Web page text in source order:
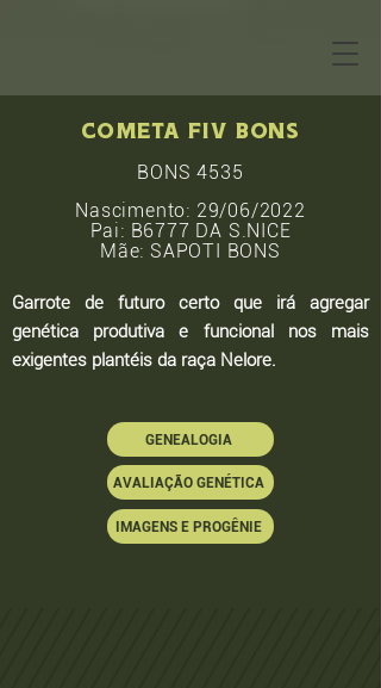
cometa fiv bons
BONS 4535
Nascimento: 29/06/2022
Pai: B6777 DA S.NICE
Mãe: SAPOTI BONS
Garrote de futuro certo que irá agregar
genética produtiva e funcional nos mais
exigentes plantéis da raça Nelore.
GENEALOGIA
AVALIAÇÃO GENÉTICA
IMAGENS E PROGÊNIE